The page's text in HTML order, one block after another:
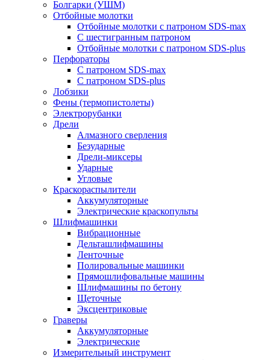
Болгарки (УШМ)
Отбойные молотки
Отбойные молотки с патроном SDS-max
С шестигранным патроном
Отбойные молотки с патроном SDS-plus
Перфораторы
С патроном SDS-max
С патроном SDS-plus
Лобзики
Фены (термопистолеты)
Электрорубанки
Дрели
Алмазного сверления
Безударные
Дрели-миксеры
Ударные
Угловые
Краскораспылители
Аккумуляторные
Электрические краскопульты
Шлифмашинки
Вибрационные
Дельташлифмашины
Ленточные
Полировальные машинки
Прямошлифовальные машины
Шлифмашины по бетону
Щеточные
Эксцентриковые
Граверы
Аккумуляторные
Электрические
Измерительный инструмент